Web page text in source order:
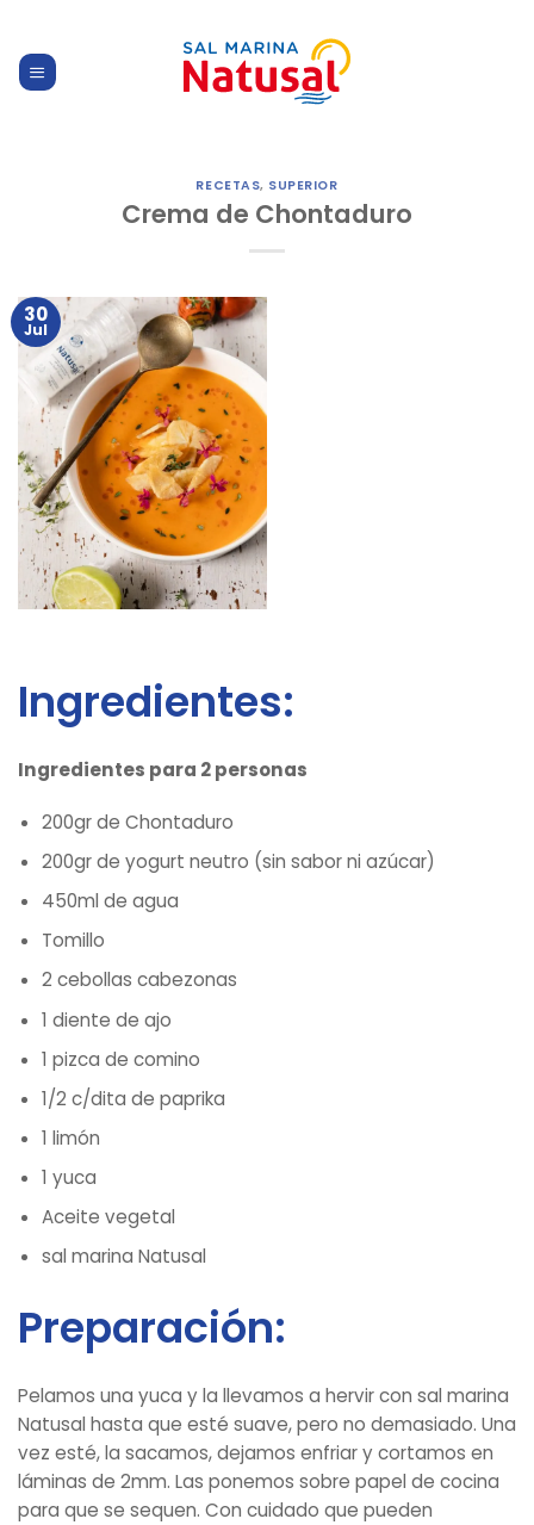
content
RECETAS, SUPERIOR
Crema de Chontaduro
30
Jul
Ingredientes:
Ingredientes para 2 personas
200gr de Chontaduro
200gr de yogurt neutro (sin sabor ni azúcar)
450ml de agua
Tomillo
2 cebollas cabezonas
1 diente de ajo
1 pizca de comino
1/2 c/dita de paprika
1 limón
1 yuca
Aceite vegetal
sal marina Natusal
Preparación:
Pelamos una yuca y la llevamos a hervir con sal marina
Natusal hasta que esté suave, pero no demasiado. Una
vez esté, la sacamos, dejamos enfriar y cortamos en
láminas de 2mm. Las ponemos sobre papel de cocina
para que se sequen. Con cuidado que pueden